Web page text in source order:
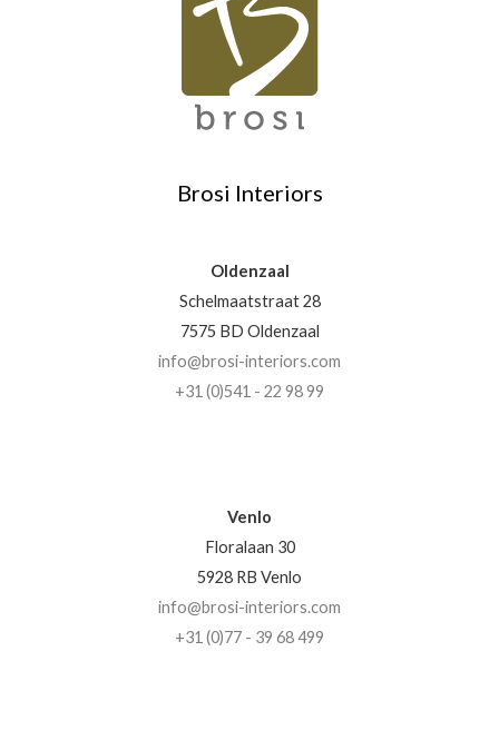
Brosi Interiors
Oldenzaal
Schelmaatstraat 28
7575 BD Oldenzaal
info@brosi-interiors.com
+31 (0)541 - 22 98 99
Venlo
Floralaan 30
5928 RB Venlo
info@brosi-interiors.com
+31 (0)77 - 39 68 499